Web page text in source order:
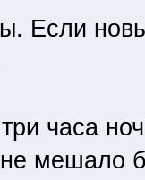
Если
часа
мешало